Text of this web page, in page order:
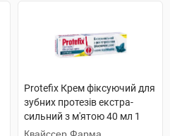
Protefix Крем фіксуючий для
зубних протезів екстра-
сильний з м'ятою 40 мл 1
туба